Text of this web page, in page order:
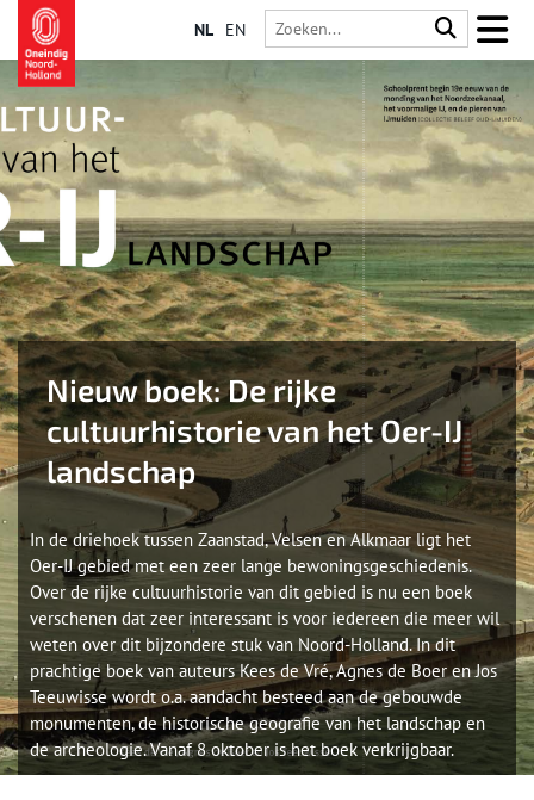
NL EN
Nieuw boek: De rijke
cultuurhistorie van het Oer-IJ
landschap
In de driehoek tussen Zaanstad, Velsen en Alkmaar ligt het
Oer-IJ gebied met een zeer lange bewoningsgeschiedenis.
Over de rijke cultuurhistorie van dit gebied is nu een boek
verschenen dat zeer interessant is voor iedereen die meer wil
weten over dit bijzondere stuk van Noord-Holland. In dit
prachtige boek van auteurs Kees de Vré, Agnes de Boer en Jos
Teeuwisse wordt o.a. aandacht besteed aan de gebouwde
monumenten, de historische geografie van het landschap en
de archeologie. Vanaf 8 oktober is het boek verkrijgbaar.